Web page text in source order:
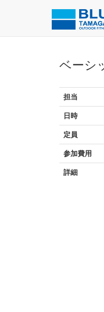
ベー
担当
日時
定員
参加費用
詳細